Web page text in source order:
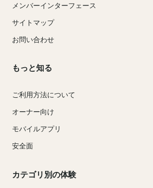
メンバーインターフェース
サイトマップ
お問い合わせ
もっと知る
ご利用方法について
オーナー向け
モバイルアプリ
安全面
カテゴリ別の体験